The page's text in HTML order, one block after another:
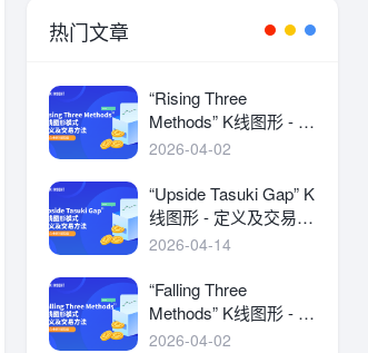
热门文章
“Rising Three
Methods” K线图形 - 定
义及交易方法
2026-04-02
“Upside Tasuki Gap” K
线图形 - 定义及交易方
法
2026-04-14
“Falling Three
Methods” K线图形 - 定
义及交易方法
2026-04-02